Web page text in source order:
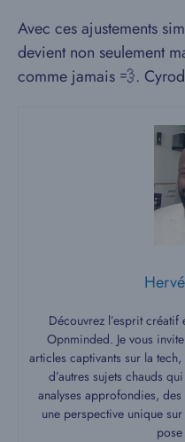
Avec ces ajustements
devient non seulement
comme jamais 💨.
Découvrez l’esprit
Opnminded. Je vous
articles captivants sur la
d’autres sujets chauds
analyses approfondies,
une perspective unique